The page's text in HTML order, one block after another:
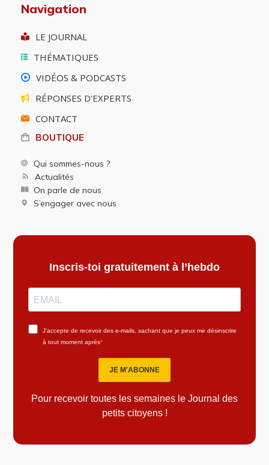
Navigation
LE JOURNAL
THÉMATIQUES
VIDÉOS & PODCASTS
RÉPONSES D’EXPERTS
CONTACT
BOUTIQUE
Qui sommes-nous ?
Actualités
On parle de nous
S’engager avec nous